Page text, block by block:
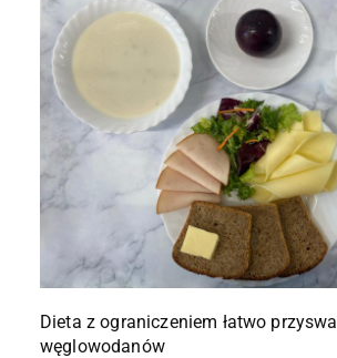
Dieta z ograniczeniem łatwo
węglowodanów